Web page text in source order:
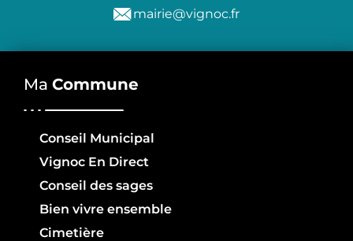
mairie@vignoc.fr
Ma Commune
Conseil Municipal
Vignoc En Direct
Conseil des sages
Bien vivre ensemble
Cimetière